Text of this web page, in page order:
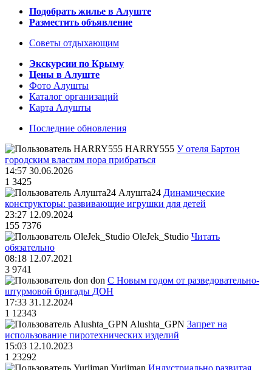
Подобрать жилье в Алуште
Разместить объявление
Советы отдыхающим
Экскурсии по Крыму
Цены в Алуште
Фото Алушты
Каталог организаций
Карта Алушты
Последние обновления
HARRY555 У отеля Бартон
городским властям пора прибраться
14:57 30.06.2026
1 3425
Алушта24 Динамические
конструкторы: развивающие игрушки для детей
23:27 12.09.2024
155 7376
OleJek_Studio Читать
обязательно
08:18 12.07.2021
3 9741
don С Новым годом от разведовательно-
штурмовой бригады ДОН
17:33 31.12.2024
1 12343
Alushta_GPN Запрет на
использование пиротехнических изделий
15:03 12.10.2023
1 23292